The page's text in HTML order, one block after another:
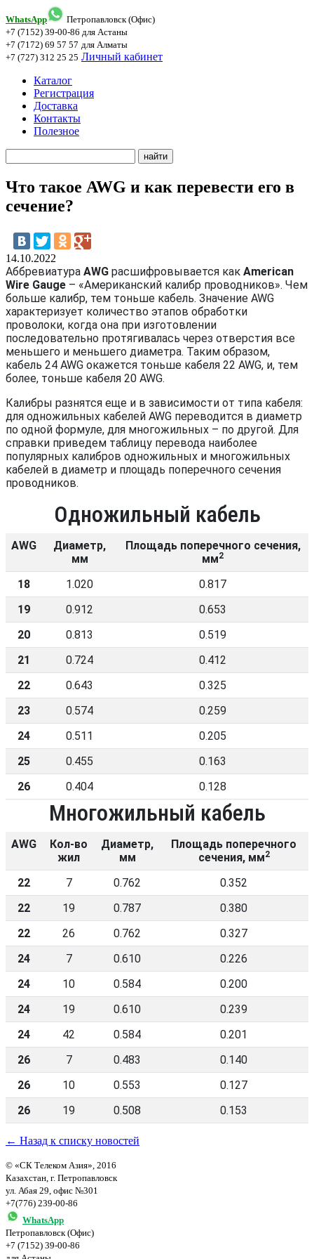
WhatsApp
Петропавловск (Офис)
+7 (7152) 39-00-86 для Астаны
+7 (7172) 69 57 57 для Алматы
+7 (727) 312 25 25 Личный кабинет
Каталог
Регистрация
Доставка
Контакты
Полезное
Что такое AWG и как перевести его в
сечение?
14.10.2022
Аббревиатура AWG расшифровывается как American
Wire Gauge – «Американский калибр проводников». Чем
больше калибр, тем тоньше кабель. Значение AWG
характеризует количество этапов обработки
проволоки, когда она при изготовлении
последовательно протягивалась через отверстия все
меньшего и меньшего диаметра. Таким образом,
кабель 24 AWG окажется тоньше кабеля 22 AWG, и, тем
более, тоньше кабеля 20 AWG.
Калибры разнятся еще и в зависимости от типа кабеля:
для одножильных кабелей AWG переводится в диаметр
по одной формуле, для многожильных – по другой. Для
справки приведем таблицу перевода наиболее
популярных калибров одножильных и многожильных
кабелей в диаметр и площадь поперечного сечения
проводников.
Одножильный кабель
AWG
Диаметр,
мм
Площадь поперечного сечения,
мм2
18 1.020
0.817
19
0.912
0.653
20
0.813
0.519
21
0.724
0.412
22
0.643
0.325
23
0.574
0.259
24
0.511
0.205
25
0.455
0.163
26
0.404 0.128
Многожильный кабель
AWG
Кол-во
жил
Диаметр,
мм
Площадь поперечного
сечения, мм2
22 7 0.762
0.352
22
19 0.787
0.380
22
26 0.762
0.327
24
7 0.610
0.226
24
10 0.584
0.200
24
19 0.610
0.239
24
42 0.584
0.201
26
7 0.483
0.140
26
10 0.553
0.127
26
19 0.508 0.153
← Назад к списку новостей
© «СК Телеком Азия», 2016
Казахстан, г. Петропавловск
ул. Абая 29, офис №301
+7(776) 239-00-86
WhatsApp
Петропавловск (Офис)
+7 (7152) 39-00-86